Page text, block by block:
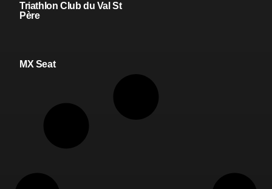
Triathlon Club du Val St
Père
MX Seat